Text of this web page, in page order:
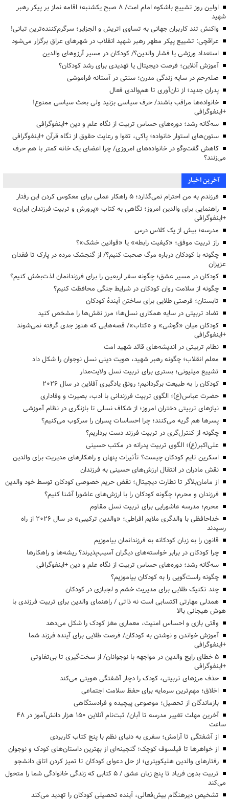
اولین روز تشییع باشکوه امام امت/ ۸ صبح یکشنبه؛ اقامه نماز بر پیکر رهبر
شهید
واکنش تند کاربران جهانی به تساوی اتریش و الجزایر؛ سرگرم‌کننده‌ترین تبانی!
عراقچی: تشییع پیکر مطهر رهبر شهید انقلاب در شهرهای عراق برگزار می‌شود
استعداد ورزشی یا فشار والدین؟/ کودکان در مسیر آرزوهای والدین
آموزش آنلاین؛ فرصت دیجیتال یا تهدیدی برای رشد کودکان؟
صله‌رحم در سایه زندگی مدرن؛ سنتی در آستانه فراموشی
پدران جدید؛ از نان‌آوری تا هم‌والدی فعال
خانواده‌ها مراقب باشند/ حرف سیاسی بزنید ولی بحث سیاسی ممنوع!
+اینفوگرافی
سه‌گانه رشد؛ دوره‌های حساس تربیت از نگاه علم و دین +اینفوگرافی
ستون‌های استوار خانواده؛ پاکی، تقوا و رعایت حقوق از نگاه قرآن +اینفوگرافی
کاهش گفت‌وگو در خانواده‌های امروزی/ چرا اعضای یک خانه کمتر با هم حرف
می‌زنند؟
آخرین اخبار
فرزندم به من احترام نمی‌گذارد؛ ۵ راهکار عملی برای معکوس کردن این رفتار
راهنمایی برای والدین امروز؛ نگاهی به کتاب «پرورش و تربیت فرزندان ایران»
+اینفوگرافی
مدرسه؛ بیش از یک کلاس درس
راز تربیت موفق؛ «کیفیت رابطه» یا «قوانین خشک»؟
چگونه با کودکان درباره مرگ صحبت کنیم؟/ از گنجشک مرده در پارک تا فقدان
عزیزان
کودکان در مسیر عشق؛ چگونه سفر اربعین را برای فرزندانمان لذت‌بخش کنیم؟
چگونه از سلامت روان کودکان در شرایط جنگی محافظت کنیم؟
تابستان؛ فرصتی طلایی برای ساختن آیندهٔ کودکان
تضاد تربیتی در سایه همکاری نسل‌ها؛ مرز نقش‌ها را مشخص کنید
کودکان میان «گوشی» و «کتاب»/ قصه‌هایی که هنوز جدی گرفته نمی‌شوند
+اینفوگرافی
نظام تربیتی در اندیشه‌های قائد شهید امت
معلم انقلاب؛ چگونه رهبر شهید، هویت دینی نسل نوجوان را شکل داد
تشییع میلیونی؛ بستری برای تربیت نسل ولایت‌مدار
کودکان را به طبیعت برگردانیم؛ رونق یادگیری آفلاین در سال ۲۰۲۶
حضرت عباس(ع)؛ الگوی تربیت فرزندانی با ادب، بصیرت و وفاداری
نیازهای تربیتی دختران امروز؛ از شکاف نسلی تا بازنگری در نظام آموزشی
پسرها هم گریه می‌کنند؛ چرا احساسات پسران را سرکوب می‌کنیم؟
چگونه از کنترل‌گری در تربیت فرزند دست برداریم؟
علی‌اکبر(ع)؛ الگوی تربیت پدرانه در مکتب حسینی
اسکرین تایم کودکان چیست؟ تأثیرات پنهان و راهکارهای مدیریت برای والدین
نقش مادران در انتقال ارزش‌های حسینی به فرزندان
از مامان‌بلاگر تا نظارت دیجیتال؛ نقض حریم خصوصی کودکان توسط خود والدین
فرزندان و محرم؛ چگونه کودکان را با ارزش‌های عاشورا آشنا کنیم؟
محرم؛ مدرسه عاشورایی برای تربیت نسل مقاوم
خداحافظی با والدگری ملایم افراطی؛ «والدین ترکیبی» در سال ۲۰۲۶ از راه
رسیدند
قانون را به زبان کودکانه به فرزندانمان بیاموزیم
چرا کودکان در برابر خواسته‌های دیگران آسیب‌پذیرند؟ ریشه‌ها و راهکارها
سه‌گانه رشد؛ دوره‌های حساس تربیت از نگاه علم و دین +اینفوگرافی
چگونه راست‌گویی را به کودکان بیاموزیم؟
چند تکنیک طلایی برای مدیریت خشم و لجبازی در کودکان
همدلی مهارتی اکتسابی است نه ذاتی / راهنمای والدین برای تربیت فرزندی با
هوش هیجانی بالا
وقتی بازی و احساس امنیت، معماری مغز کودک را شکل می‌دهد
آموزش خواندن و نوشتن به کودکان/ فرصت طلایی برای آینده فرزند شما
+اینفوگرافی
۵ خطای رایج والدین در مواجهه با نوجوانان/ از سخت‌گیری تا بی‌تفاوتی
+اینفوگرافی
حذف مرزهای تربیتی، کودک را دچار آشفتگی هویتی می‌کند
اخلاق؛ مهم‌ترین سرمایه برای حفظ سلامت اجتماعی
بازماندگان از تحصیل؛ موضوعی پیچیده و فرادستگاهی
آخرین مهلت تغییر مدرسه تا آبان/ ثبت‌نام آنلاین ۱۵۰ هزار دانش‌آموز در ۴۸
ساعت
از آشفتگی تا آرامش؛ سفری به دنیای نظم با پنج کتاب کاربردی
از خواهرها تا فیلسوف کوچک؛ گنجینه‌ای از بهترین داستان‌های کودک و نوجوان
رفتارهای والدین هلیکوپتری؛ از حل دعوای کودکان تا تمیز کردن اتاق دانشجو
تربیت بدون فریاد تا پنج زبان عشق / ۵ کتابی که زندگی خانوادگی شما را متحول
می‌کند
تشخیص دیرهنگام بیش‌فعالی، آینده تحصیلی کودکان را تهدید می‌کند